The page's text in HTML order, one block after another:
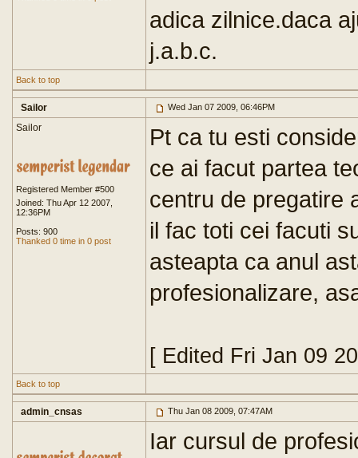
adica zilnice.daca
j.a.b.c.
Back to top
Sailor Wed Jan 07 2009, 06:46PM
Sailor
Registered Member #500
Joined: Thu Apr 12 2007,
12:36PM
Posts: 900
Thanked 0 time in 0 post
Pt ca tu esti
ce ai facut partea
centru de pregatire
il fac toti cei facuti
asteapta ca anul
profesionalizare,
[ Edited Fri Jan 09
Back to top
admin_cnsas Thu Jan 08 2009, 07:47AM
Iar cursul de